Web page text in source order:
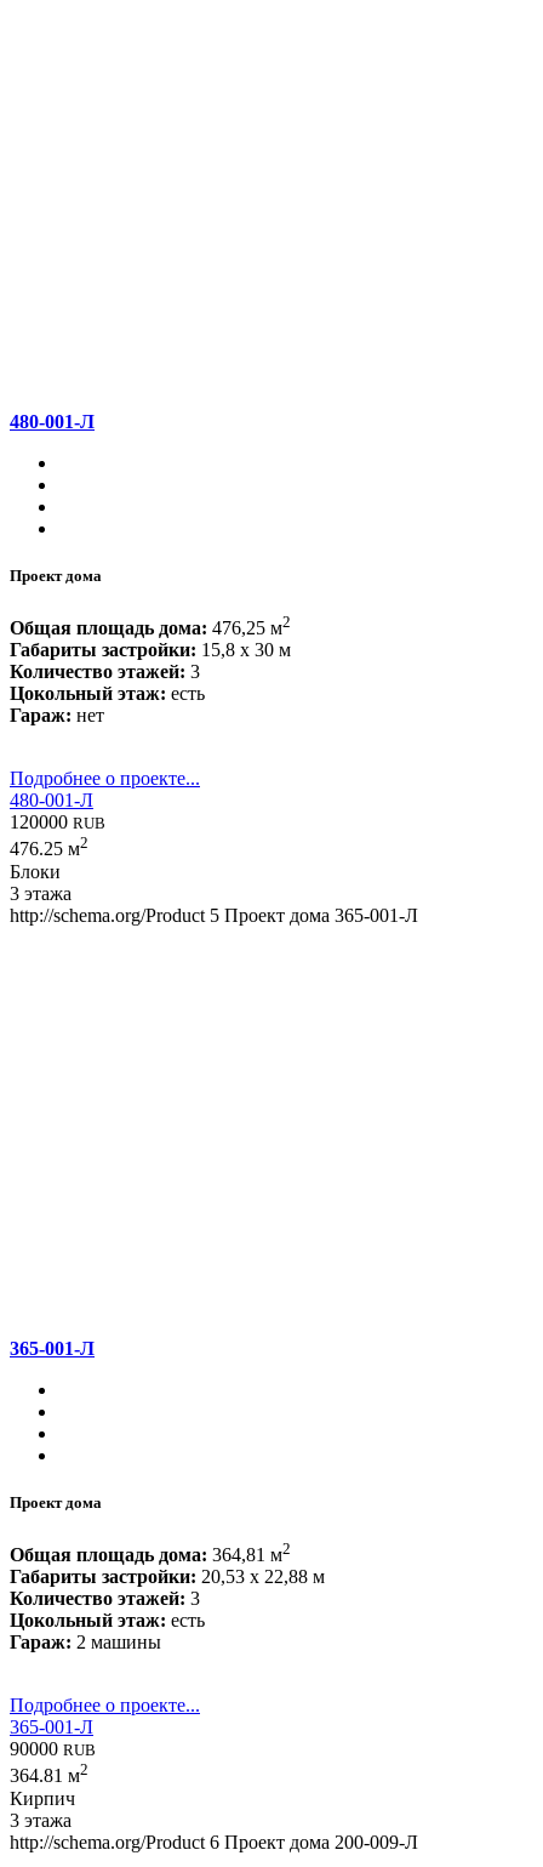
480-001-Л
Проект дома
Общая площадь дома: 476,25 м2
Габариты застройки: 15,8 x 30 м
Количество этажей: 3
Цокольный этаж: есть
Гараж: нет
Подробнее о проекте...
480-001-Л
120000 RUB
476.25 м2
Блоки
3 этажа
http://schema.org/Product 5 Проект дома 365-001-Л
365-001-Л
Проект дома
Общая площадь дома: 364,81 м2
Габариты застройки: 20,53 x 22,88 м
Количество этажей: 3
Цокольный этаж: есть
Гараж: 2 машины
Подробнее о проекте...
365-001-Л
90000 RUB
364.81 м2
Кирпич
3 этажа
http://schema.org/Product 6 Проект дома 200-009-Л